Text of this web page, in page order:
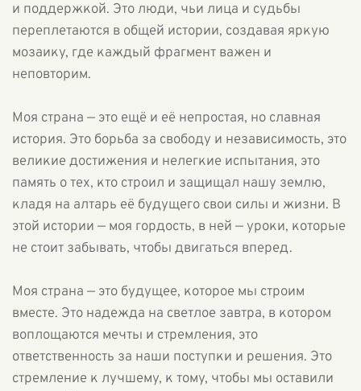
и поддержкой. Это люди, чьи лица и судьбы
переплетаются в общей истории, создавая яркую
мозаику, где каждый фрагмент важен и
неповторим.
Моя страна — это ещё и её непростая, но славная
история. Это борьба за свободу и независимость, это
великие достижения и нелегкие испытания, это
память о тех, кто строил и защищал нашу землю,
кладя на алтарь её будущего свои силы и жизни. В
этой истории — моя гордость, в ней — уроки, которые
не стоит забывать, чтобы двигаться вперед.
Моя страна — это будущее, которое мы строим
вместе. Это надежда на светлое завтра, в котором
воплощаются мечты и стремления, это
ответственность за наши поступки и решения. Это
стремление к лучшему, к тому, чтобы мы оставили